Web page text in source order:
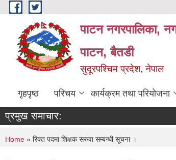
Skip to main content
पाटन नगरपालिका,
पाटन, बैतडी
सुदूरपश्चिम प्रदेश, नेपाल
गृहपृष्ठ परिचय कार्यक्रम तथा परियोजना
प्रमुख समाचार:
You are here
Home » रिक्त पदमा शिक्षक सरुवा सम्बन्धी सूचना ।